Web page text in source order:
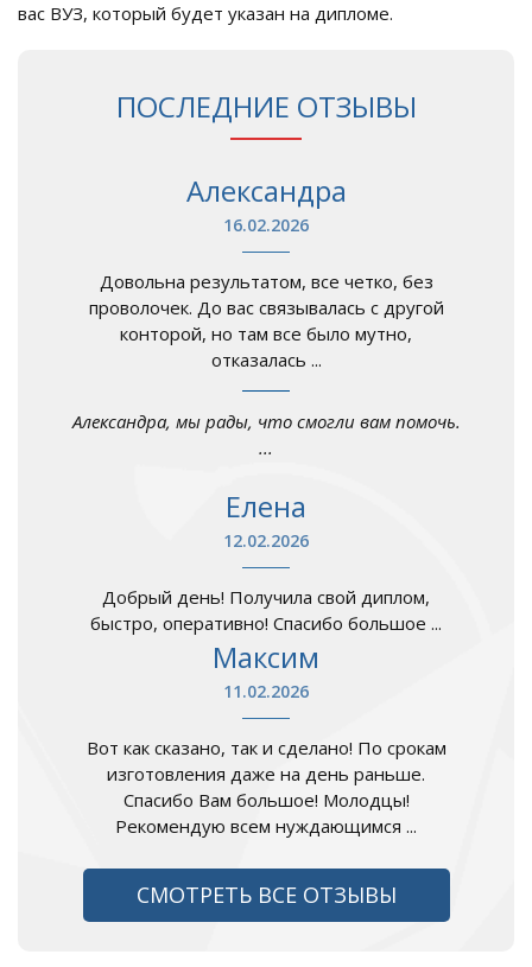
вас ВУЗ, который будет указан на дипломе.
ПОСЛЕДНИЕ ОТЗЫВЫ
Александра
16.02.2026
Довольна результатом, все четко, без
проволочек. До вас связывалась с другой
конторой, но там все было мутно,
отказалась ...
Александра, мы рады, что смогли вам помочь.
...
Елена
12.02.2026
Добрый день! Получила свой диплом,
быстро, оперативно! Спасибо большое ...
Максим
11.02.2026
Вот как сказано, так и сделано! По срокам
изготовления даже на день раньше.
Спасибо Вам большое! Молодцы!
Рекомендую всем нуждающимся ...
СМОТРЕТЬ ВСЕ ОТЗЫВЫ